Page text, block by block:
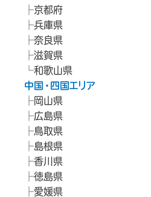
京都府
兵庫県
奈良県
滋賀県
和歌山県
中国・四国エリア
岡山県
広島県
鳥取県
島根県
香川県
徳島県
愛媛県